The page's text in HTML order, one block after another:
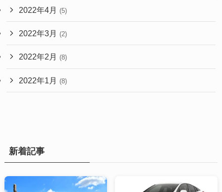
2022年4月 (5)
2022年3月 (2)
2022年2月 (8)
2022年1月 (8)
新着記事